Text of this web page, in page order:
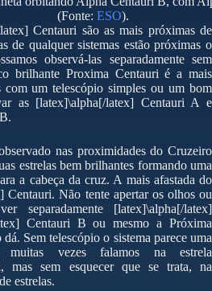
(Fonte: ESO).
Centauri são as mais próximas de
de qualquer sistemas estão próximas o
observá-las separadamente sem
brilhante Proxima Centauri é a mais
um telescópio simples ou um bom
as [latex]\alpha[/latex] Centauri A e
nas proximidades do Cruzeiro
estrelas bem brilhantes formando uma
a cabeça da cruz. A mais afastada do
Centauri. Não tente apertar os olhos ou
separadamente [latex]\alpha[/latex]
Centauri B ou mesmo a Próxima
Sem telescópio o sistema parece uma
vezes falamos na estrela
mas sem esquecer que se trata, na
estrelas.